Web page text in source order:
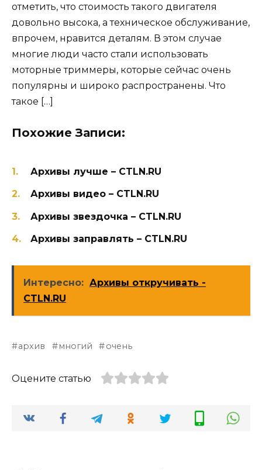
отметить, что стоимость такого двигателя
довольно высока, а техническое обслуживание,
впрочем, нравится деталям. В этом случае
многие люди часто стали использовать
моторные триммеры, которые сейчас очень
популярны и широко распространены. Что
такое […]
Похожие Записи:
Архивы лучше – CTLN.RU
Архивы видео – CTLN.RU
Архивы звездочка – CTLN.RU
Архивы заправлять – CTLN.RU
Интересно: Архивы откручивать -
CTLN.RU
архив многий очень
Оцените статью